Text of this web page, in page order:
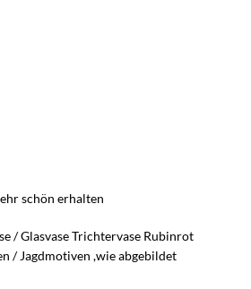
schön erhalten
/ Glasvase Trichtervase Rubinrot
/ Jagdmotiven ,wie abgebildet